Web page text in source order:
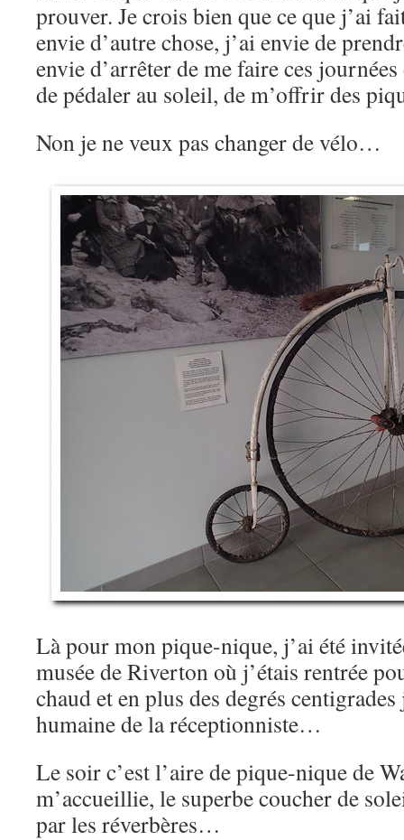
prouver. Je crois bien que ce que j’ai
envie d’autre chose, j’ai envie de
envie d’arrêter de me faire ces
de pédaler au soleil, de m’offrir des
Non je ne veux pas changer de vélo…
Là pour mon pique-nique, j’ai été
musée de Riverton où j’étais rentrée
chaud et en plus des degrés
humaine de la réceptionniste…
Le soir c’est l’aire de pique-nique de
m’accueillie, le superbe coucher de
par les réverbères…